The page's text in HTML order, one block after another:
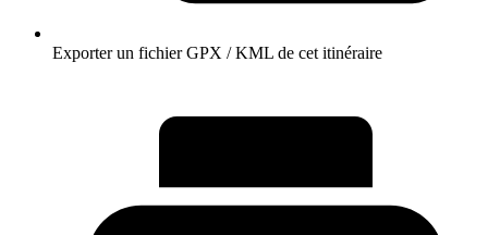
Exporter un fichier GPX / KML de cet itinéraire